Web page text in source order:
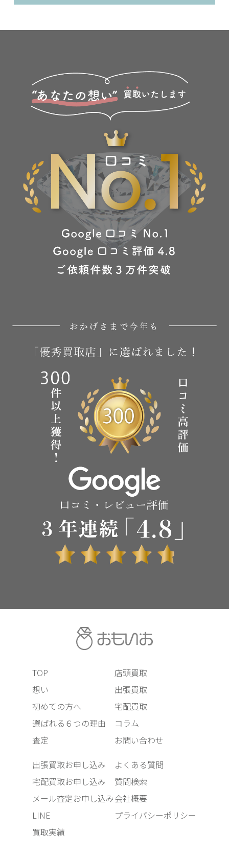
TOP
想い
初めての方へ
選ばれる６つの理由
査定
店頭買取
出張買取
宅配買取
コラム
お問い合わせ
出張買取お申し込み
宅配買取お申し込み
メール査定お申し込み
LINE
買取実績
よくある質問
質問検索
会社概要
プライバシーポリシー